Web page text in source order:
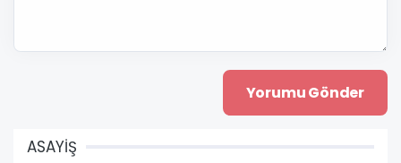
ASAYİŞ